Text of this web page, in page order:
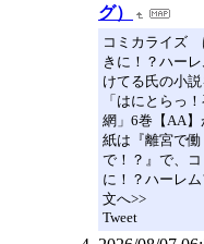
グ）
コミカライズ
きに！？ハーレ
けてる氏の小
「はにとらっ
網」6巻【AA
紙は『離宮で
で！？』で、
に！？ハーレ
文へ>>
Tweet